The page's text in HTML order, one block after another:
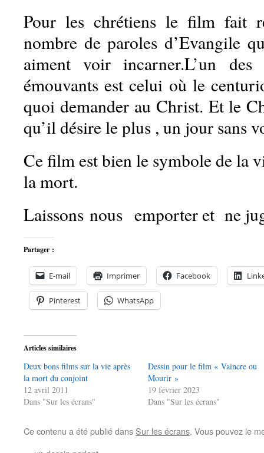
Pour les chrétiens le film fait
nombre de paroles d’Evangile
aiment voir incarner.L’un
émouvants est celui où le
quoi demander au Christ. Et le
qu’il désire le plus , un jour sans
Ce film est bien le symbole de la
la mort.
Laissons nous emporter et ne
Partager :
E-mail Imprimer Facebook
Pinterest WhatsApp
Articles similaires
Deux bons films sur la vie après
la mort du conjoint
12 avril 2011
Dans "Sur les écrans"
Dessin pour le film « Vaincre ou
Mourir »
19 février 2023
Dans "Sur les écrans"
Ce contenu a été publié dans Sur les écrans. Vous pouvez le